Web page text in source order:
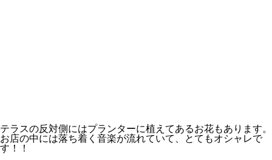
テラスの反対側にはプランターに植えてあるお花もあります。
お店の中には落ち着く音楽が流れていて、とてもオシャレで
す！！